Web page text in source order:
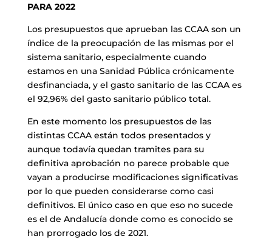
PARA 2022
Los presupuestos que aprueban las CCAA son un
índice de la preocupación de las mismas por el
sistema sanitario, especialmente cuando
estamos en una Sanidad Pública crónicamente
desfinanciada, y el gasto sanitario de las CCAA es
el 92,96% del gasto sanitario público total.
En este momento los presupuestos de las
distintas CCAA están todos presentados y
aunque todavía quedan tramites para su
definitiva aprobación no parece probable que
vayan a producirse modificaciones significativas
por lo que pueden considerarse como casi
definitivos. El único caso en que eso no sucede
es el de Andalucía donde como es conocido se
han prorrogado los de 2021.